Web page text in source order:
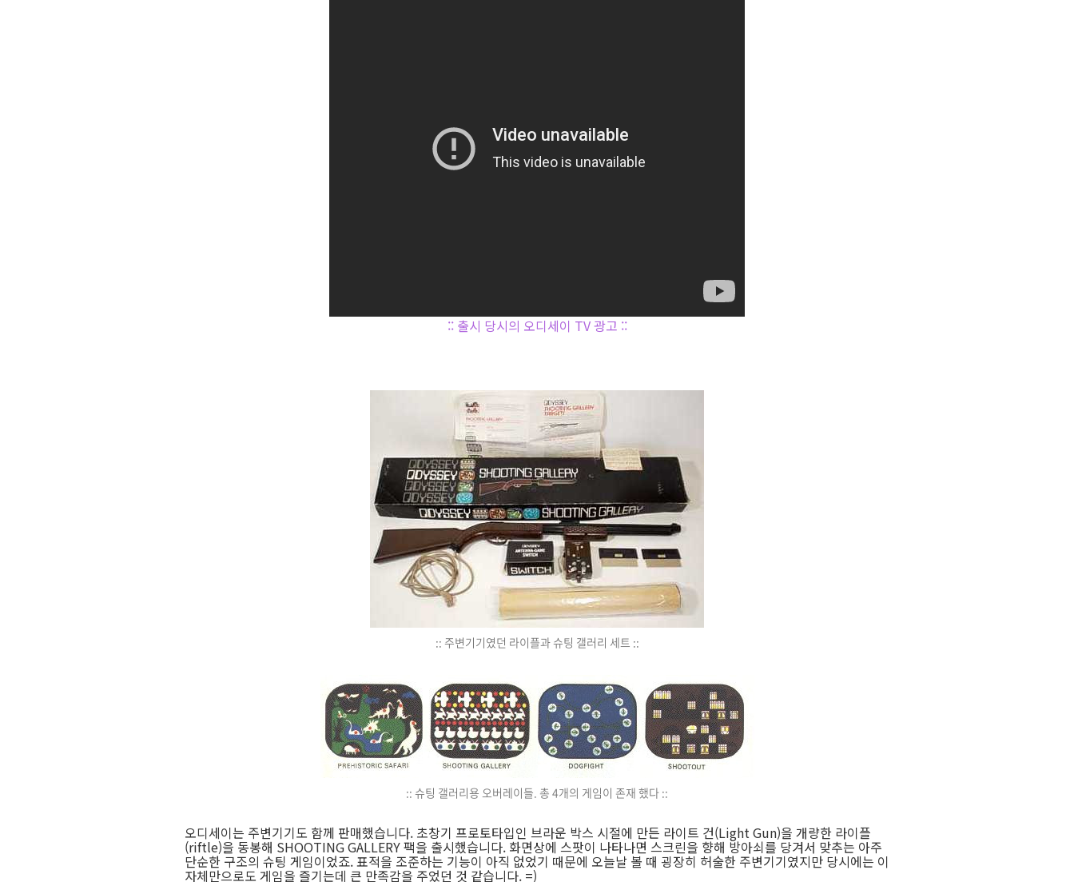
:: 출시 당시의 오디세이 TV 광고 ::
:: 주변기기였던 라이플과 슈팅 갤러리 세트 ::
:: 슈팅 갤러리용 오버레이들. 총 4개의 게임이 존재 했다 ::
오디세이는 주변기기도 함께 판매했습니다. 초창기 프로토타입인 브라운 박스 시절에 만든 라이트 건(Light Gun)을 개량한 라이플
(riftle)을 동봉해 SHOOTING GALLERY 팩을 출시했습니다. 화면상에 스팟이 나타나면 스크린을 향해 방아쇠를 당겨서 맞추는 아주
단순한 구조의 슈팅 게임이었죠. 표적을 조준하는 기능이 아직 없었기 때문에 오늘날 볼 때 굉장히 허술한 주변기기였지만 당시에는 이
자체만으로도 게임을 즐기는데 큰 만족감을 주었던 것 같습니다. =)